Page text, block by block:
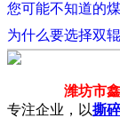
您可能不知道的
为什么要选择双
潍坊市
专注企业，以撕